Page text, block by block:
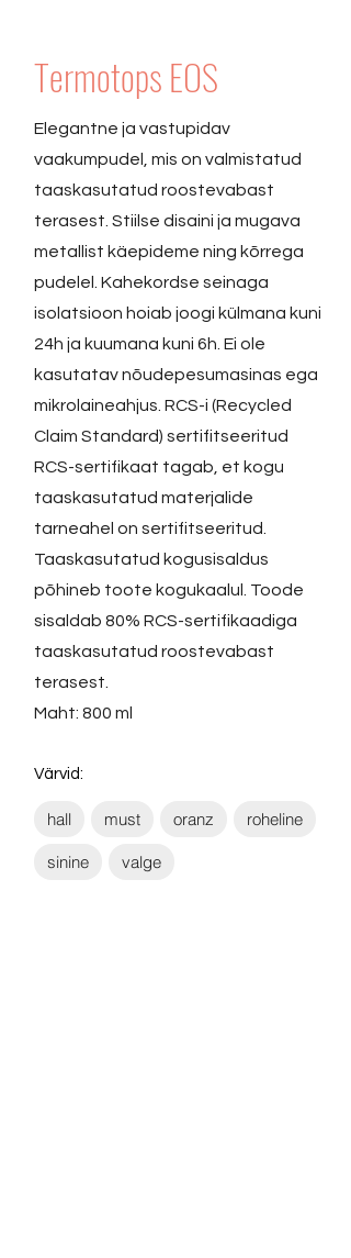
Termotops EOS
Elegantne ja vastupidav
vaakumpudel, mis on valmistatud
taaskasutatud roostevabast
terasest. Stiilse disaini ja mugava
metallist käepideme ning kõrrega
pudelel. Kahekordse seinaga
isolatsioon hoiab joogi külmana kuni
24h ja kuumana kuni 6h. Ei ole
kasutatav nõudepesumasinas ega
mikrolaineahjus. RCS-i (Recycled
Claim Standard) sertifitseeritud
RCS-sertifikaat tagab, et kogu
taaskasutatud materjalide
tarneahel on sertifitseeritud.
Taaskasutatud kogusisaldus
põhineb toote kogukaalul. Toode
sisaldab 80% RCS-sertifikaadiga
taaskasutatud roostevabast
terasest.
Maht: 800 ml
Värvid:
hall must oranz roheline
sinine valge